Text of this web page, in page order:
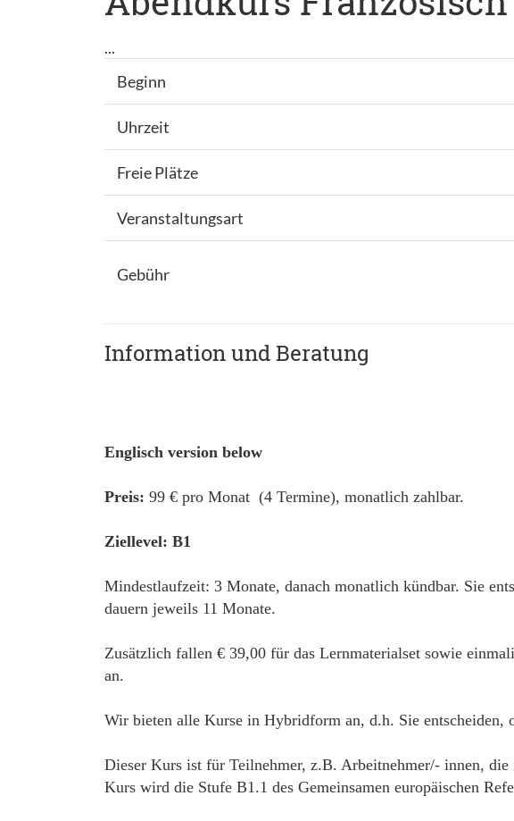
...
Beginn
Uhrzeit
Freie Plätze
Veranstaltungsart
Gebühr
Information und Beratung
Englisch version below
Preis: 99 € pro Monat (4 Termine), monatlich zahlbar.
Ziellevel: B1
Mindestlaufzeit: 3 Monate, danach monatlich kündbar. Sie
dauern jeweils 11 Monate.
Zusätzlich fallen € 39,00 für das Lernmaterialset sowie
an.
Wir bieten alle Kurse in Hybridform an, d.h. Sie entscheiden,
Dieser Kurs ist für Teilnehmer, z.B. Arbeitnehmer/- innen,
Kurs wird die Stufe B1.1 des Gemeinsamen europäischen